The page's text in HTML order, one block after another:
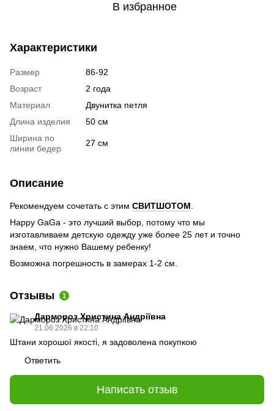
В избранное
Характеристики
Размер
86-92
Возраст
2 года
Материал
Двунитка петля
Длина изделия
50 см
Ширина по
линии бедер
27 см
Описание
Рекомендуем сочетать с этим СВИТШОТОМ.
Happy GaGa - это лучший выбор, потому что мы
изготавливаем детскую одежду уже более 25 лет и точно
знаем, что нужно Вашему ребенку!
Возможна погрешность в замерах 1-2 см.
Отзывы 1
Дармороз Христина Андріївна
21.06.2026 в 22:10
Штани хорошої якості, я задоволена покупкою
Ответить
Написать отзыв